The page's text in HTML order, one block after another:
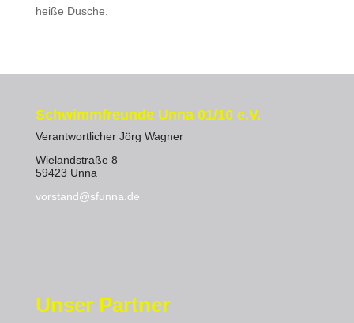
heiße Dusche.
Schwimmfreunde Unna 01/10 e.V.
Verantwortlicher Jörg Wagner
Wielandstraße 8
59423 Unna
vorstand@sfunna.de
Unser Partner